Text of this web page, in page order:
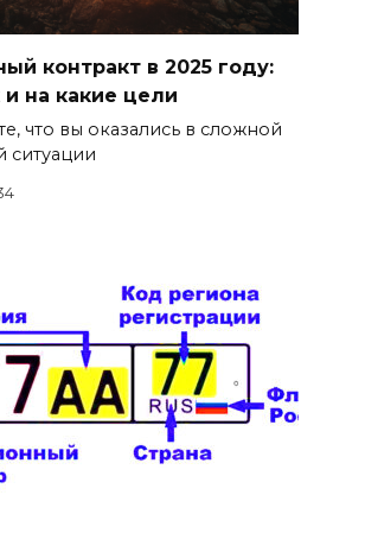
контракт в 2025 году:
и на какие цели
что вы оказались в сложной
ситуации